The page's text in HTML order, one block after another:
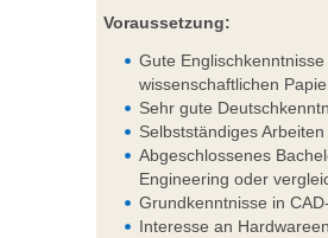
Voraussetzung:
Gute
wissenschaftlichen
Sehr gute
Selbstständiges
Abgeschlossenes
Engineering oder
Grundkenntnisse in
Interesse an